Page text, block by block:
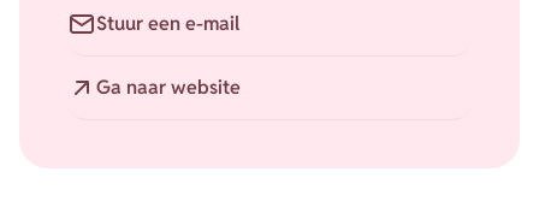
Stuur een e-mail
Ga naar website